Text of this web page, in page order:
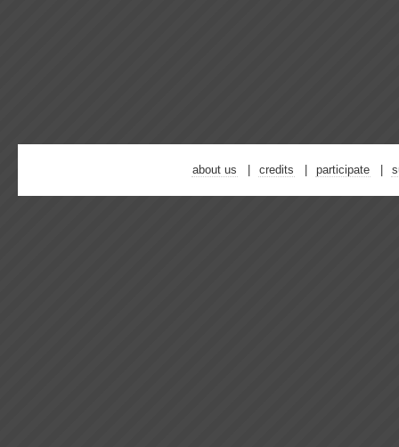
about us credits participate